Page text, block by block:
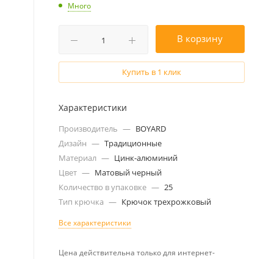
Много
В корзину
Купить в 1 клик
Характеристики
Производитель — BOYARD
Дизайн — Традиционные
Материал — Цинк-алюминий
Цвет — Матовый черный
Количество в упаковке — 25
Тип крючка — Крючок трехрожковый
Все характеристики
Цена действительна только для интернет-